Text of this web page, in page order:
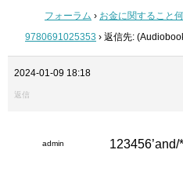
フォーラム › お金に関すること
9780691025353 › 返信先:
2024-01-09 18:18
返信
admin